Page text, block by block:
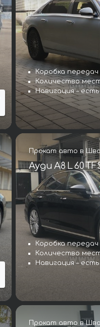
Коробка
Количество
Навигация – есть
Прокат авто в
Ауди A8 L 60
Коробка
Количество
Навигация – есть
Прокат авто в